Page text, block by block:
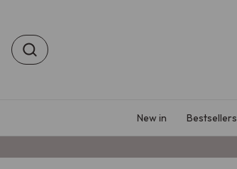
New in Bestsellers